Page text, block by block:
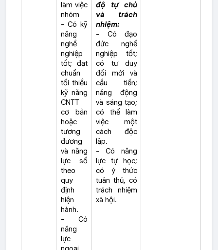
làm việc
nhóm
- Có kỹ
năng
nghề
nghiệp
tốt; đạt
chuẩn
tối thiểu
kỹ năng
CNTT
cơ bản
hoặc
tương
đương
và năng
lực số
theo
quy
định
hiện
hành.
- Có
năng
lực
độ tự chủ
và trách
nhiệm:
- Có đạo
đức nghề
nghiệp tốt;
có tư duy
đổi mới và
cầu tiến;
năng động
và sáng tạo;
có thể làm
việc một
cách độc
lập.
- Có năng
lực tự học;
có ý thức
tuân thủ, có
trách nhiệm
xã hội.